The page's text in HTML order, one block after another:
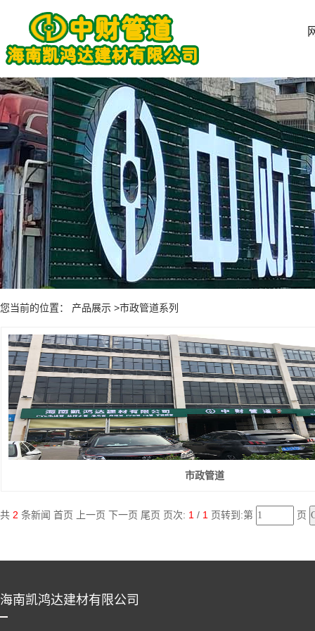
您当前的位置： 产品展示 >市政管道系列
市政管道
共 2 条新闻 首页 上一页 下一页 尾页 页次: 1 / 1 页转到:第 页
海南凯鸿达建材有限公司